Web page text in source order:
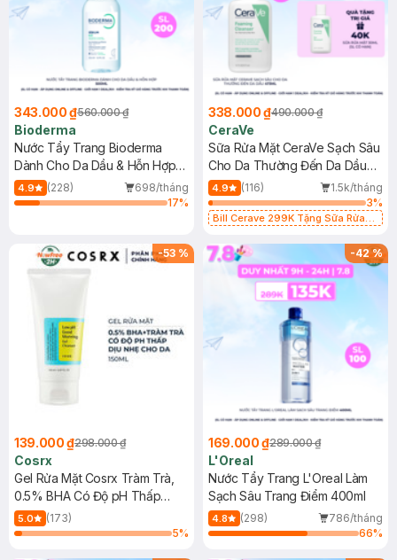
343.000 ₫560.000 ₫
Bioderma
Nước Tẩy Trang Bioderma
Dành Cho Da Dầu & Hỗn Hợp
500ml
4.9 (228)
698/tháng
17%
338.000 ₫490.000 ₫
CeraVe
Sữa Rửa Mặt CeraVe Sạch Sâu
Cho Da Thường Đến Da Dầu
473ml
4.9 (116)
1.5k/tháng
3%
Bill Cerave 299K Tặng Sữa Rửa
-53 %
139.000 ₫298.000 ₫
Cosrx
Gel Rửa Mặt Cosrx Tràm Trà,
0.5% BHA Có Độ pH Thấp
150ml
5.0
(173)
5%
-42%
169.000 ₫289.000 ₫
L'Oreal
Nước Tẩy Trang L'Oreal Làm
Sạch Sâu Trang Điểm 400ml
4.8 (298)
786/tháng
66%